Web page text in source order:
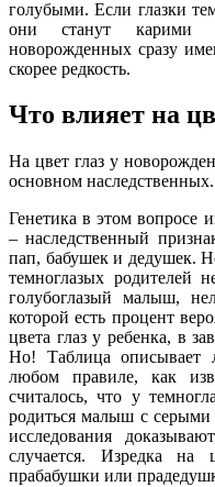
голубыми. Если глазки
они станут карими
новорожденных сразу
скорее редкость.
Что влияет на
На цвет глаз у
основном наследственных.
Генетика в этом вопросе
– наследственный
пап, бабушек и дедушек.
темноглазых родителей
голубоглазый малыш,
которой есть процент
цвета глаз у ребенка, в
Но! Таблица описывает
любом правиле, как
считалось, что у
родиться малыш с
исследования
случается. Изредка на
прабабушки или